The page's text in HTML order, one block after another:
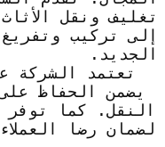
تغليف ونقل
إلى تركيب
الجديد.
تعتمد الشركة
يضمن الحفاظ
النقل. كما توفر
لضمان رضا